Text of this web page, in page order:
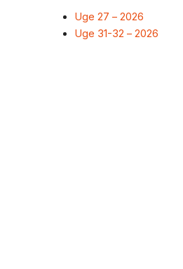
Uge 27 – 2026
Uge 31-32 – 2026